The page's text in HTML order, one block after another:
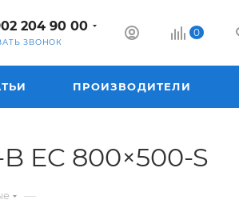
204 90 00
ЗВОНОК
0
ПРОИЗВОДИТЕЛИ
EC 800×500-S
—